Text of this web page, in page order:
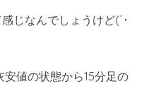
じなんでしょうけど(´･
値の状態から15分足の